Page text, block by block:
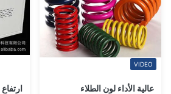
VIDEO
عالية الأداء لون الطلاء